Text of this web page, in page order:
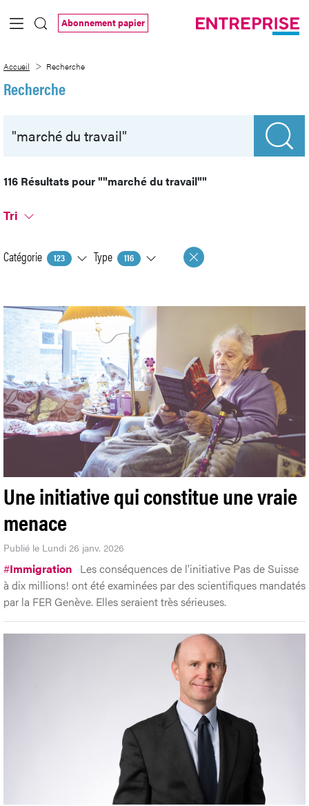
Saut au contenu principal
Abonnement papier
Accueil Recherche
Recherche
116 Résultats pour""marché du travail""
Tri
Catégorie 123 Type 116
Une initiative qui constitue une vraie
menace
Publié le Lundi 26 janv. 2026
#Immigration Les conséquences de l'initiative Pas de Suisse
à dix millions! ont été examinées par des scientifiques mandatés
par la FER Genève. Elles seraient très sérieuses.